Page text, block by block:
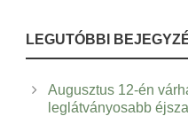
LEGUTÓBBI
Augusztus 12-én
leglátványosabb